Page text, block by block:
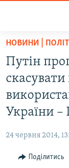
Перейти
основного
матеріалу
Перейти
до
основної
Перейти
пошуку
ВСЕ ЗА ДОБУ
СТАТТІ
ПОЛІТИКА
СУСПІЛЬСТВО
КУЛЬТУРА
ВІЙНА
ДОНБАС.РЕАЛІЇ
КРИМ.РЕАЛІЇ
НОВИНИ |
Путін
України –
24 червня 2014,
Поділитись